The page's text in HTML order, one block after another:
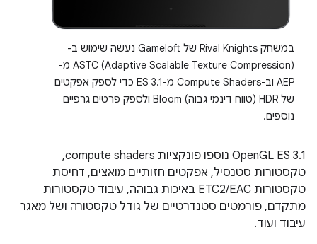
במשחק Rival Knights של Gameloft נעשה שימוש ב-
ASTC (Adaptive Scalable Texture Compression) מ-
AEP וב-Compute Shaders מ-ES 3.1 כדי לספק אפקטים
של HDR (טווח דינמי גבוה) Bloom ולספק פרטים גרפיים
נוספים.
OpenGL ES 3.1 נוספו פונקציות compute shaders,
טקסטורות סטנסיל, אפקטים חזותיים מואצים, דחיסת
טקסטורות ETC2/EAC באיכות גבוהה, עיבוד טקסטורות
מתקדם, פורמטים סטנדרטיים של גודל טקסטורה ושל מאגר
עיבוד ועוד.